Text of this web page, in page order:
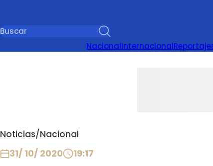
NacionalInternacional
Noticias/Nacional
31/ 10/ 2020 19:17